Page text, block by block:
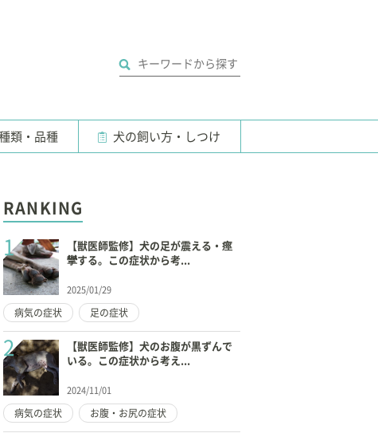
類・品種 犬の飼い方・しつけ
RANKING
1
【獣医師監修】犬の足が震える・痙
攣する。この症状から考...
2025/01/29
病気の症状 足の症状
2
【獣医師監修】犬のお腹が黒ずんで
いる。この症状から考え...
2024/11/01
病気の症状 お腹・お尻の症状